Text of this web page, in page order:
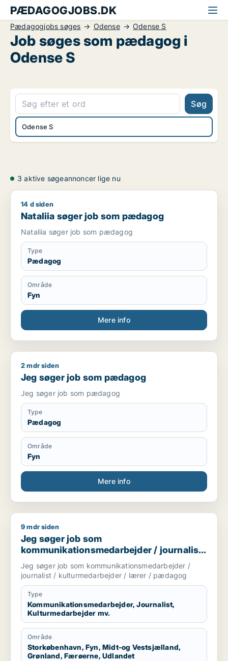
PÆDAGOGJOBS.DK
Pædagogjobs søges Odense Odense S
Job søges som pædagog i
Odense S
Søg
Odense S
3 aktive søgeannoncer lige nu
Nataliia søger job som pædagog
14 d siden
Nataliia søger job som pædagog
Nataliia søger job som pædagog
Type
Pædagog
Område
Fyn
Mere info
Jeg søger job som pædagog
2 mdr siden
Jeg søger job som pædagog
Jeg søger job som pædagog
Type
Pædagog
Område
Fyn
Mere info
Jeg søger job som kommunikationsmedarbejder /
9 mdr siden
Jeg søger job som
kommunikationsmedarbejder / journalist
/ kulturmedarbejder / lærer / pædagog
Jeg søger job som kommunikationsmedarbejder /
journalist / kulturmedarbejder / lærer / pædagog
Type
Kommunikationsmedarbejder, Journalist,
Kulturmedarbejder mv.
Område
Storkøbenhavn, Fyn, Midt-og Vestsjælland,
Grønland, Færøerne, Udlandet